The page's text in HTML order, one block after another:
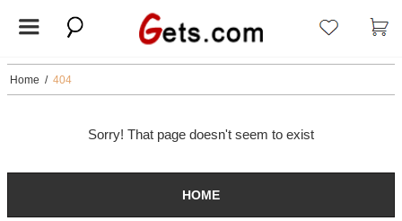
Home / 404
Sorry! That page doesn't seem to exist
HOME